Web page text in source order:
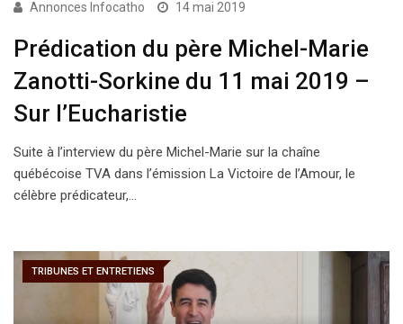
Annonces Infocatho 14 mai 2019
Prédication du père Michel-Marie
Zanotti-Sorkine du 11 mai 2019 –
Sur l’Eucharistie
Suite à l’interview du père Michel-Marie sur la chaîne
québécoise TVA dans l’émission La Victoire de l’Amour, le
célèbre prédicateur,…
TRIBUNES ET ENTRETIENS